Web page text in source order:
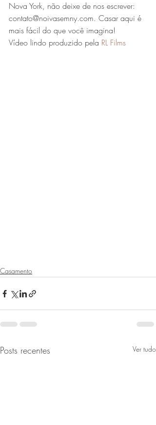
Nova York, não deixe de nos escrever:
contato@noivasemny.com. Casar aqui é
mais fácil do que você imagina!
Vídeo lindo produzido pela RL Films
Casamento
Posts recentes Ver tudo